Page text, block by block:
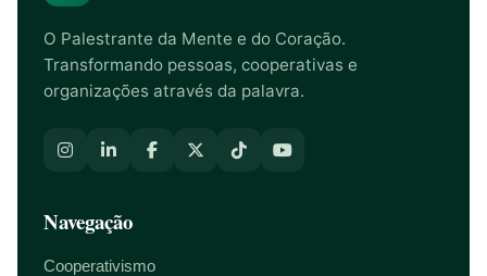
O Palestrante da Mente e do Coração.
Transformando pessoas, cooperativas e
organizações através da palavra.
Navegação
Cooperativismo